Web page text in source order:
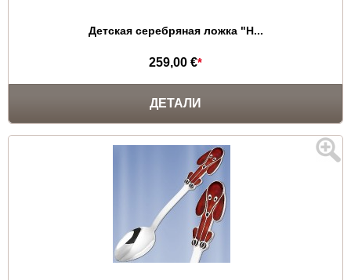
Детская серебряная ложка "Н...
259,00 €*
ДЕТАЛИ